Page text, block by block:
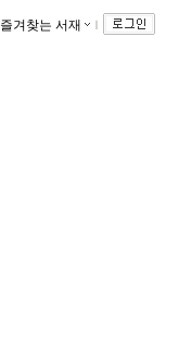
즐겨찾는 서재 ｌ